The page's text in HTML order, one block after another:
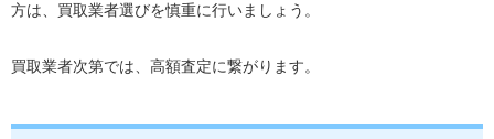
方は、買取業者選びを慎重に行いましょう。
買取業者次第では、高額査定に繋がります。